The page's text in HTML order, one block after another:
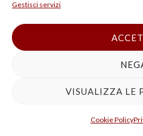
Gestisci servizi
VISUALIZZA LE
Cookie Policy
s’inquadrino
rapporto
caratteristiche